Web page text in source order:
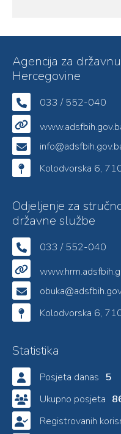
Agencija za
Hercegovine
033 / 552-040
Kolodvorska 6,
Odjeljenje za
državne službe
033 / 552-040
Kolodvorska 6,
Statistika
Posjeta danas 5
Ukupno posjeta
Registrovanih